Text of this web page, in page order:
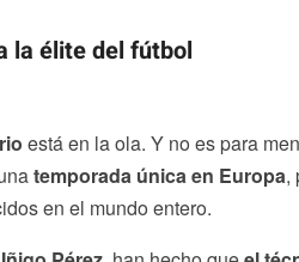
la élite del fútbol
está en la ola. Y no es para
temporada única en Europa,
en el mundo entero.